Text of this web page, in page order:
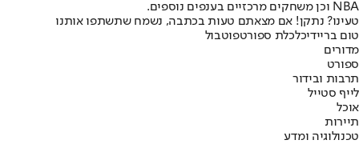
NBA וכן משחקים מרכזיים בענפים נוספים.
טעינו? נתקן! אם מצאתם טעות בכתבה, נשמח שתשתפו אותנו
טום בריידיכלכלת ספורטפוטבול
מדורים
ספורט
תרבות ובידור
לייף סטייל
אוכל
תיירות
טכנולוגיה ומדע